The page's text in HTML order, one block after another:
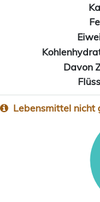
Davon
Lebensmittel nicht